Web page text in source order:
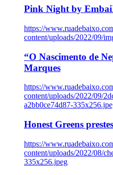
Pink Night by
https://
content/uploads/2022/09/
“O Nascimento de
Marques
https://
content/uploads/2022/09/
a2bb0ce74d87-
Honest Greens
https://
content/uploads/2022/08/
335x256.jpeg